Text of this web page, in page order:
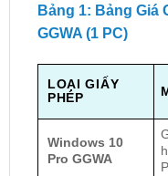
Bảng 1: Bảng Giá
GGWA (1 PC)
LOẠI GIẤY
PHÉP
Windows 10
Pro GGWA